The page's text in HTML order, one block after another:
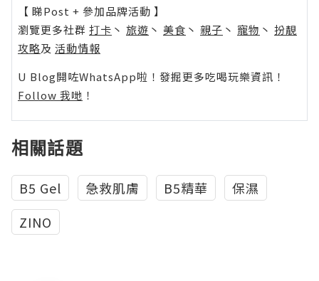
【 睇Post + 參加品牌活動 】
瀏覽更多社群 打卡 丶 旅遊 丶 美食 丶 親子 丶 寵物 丶 扮靚
攻略及 活動情報
U Blog開咗WhatsApp啦！發掘更多吃喝玩樂資訊！
Follow 我哋 ！
相關話題
B5 Gel 急救肌膚 B5精華
保濕
ZINO